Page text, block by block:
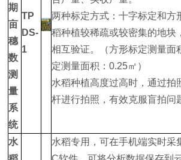
期
亩
穗
数
测
量
系
统
TP
DS-
1
两种标定方式：十字标定和方
稻种植较稀疏或较密集的地块
相互验证。（方形标定测量面
定测量面积：0.25㎡）
水稻种植高度过高时，通过拍
杆进行拍照，有效克服盲拍问
水
水稻专用，可在手机端实时采